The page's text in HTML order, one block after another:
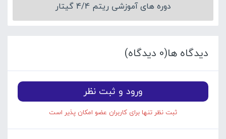
دوره های آموزشی ریتم 4/4 گیتار
دیدگاه ها(0 دیدگاه)
ورود و ثبت نظر
ثبت نظر تنها برای کاربران عضو امکان پذیر است